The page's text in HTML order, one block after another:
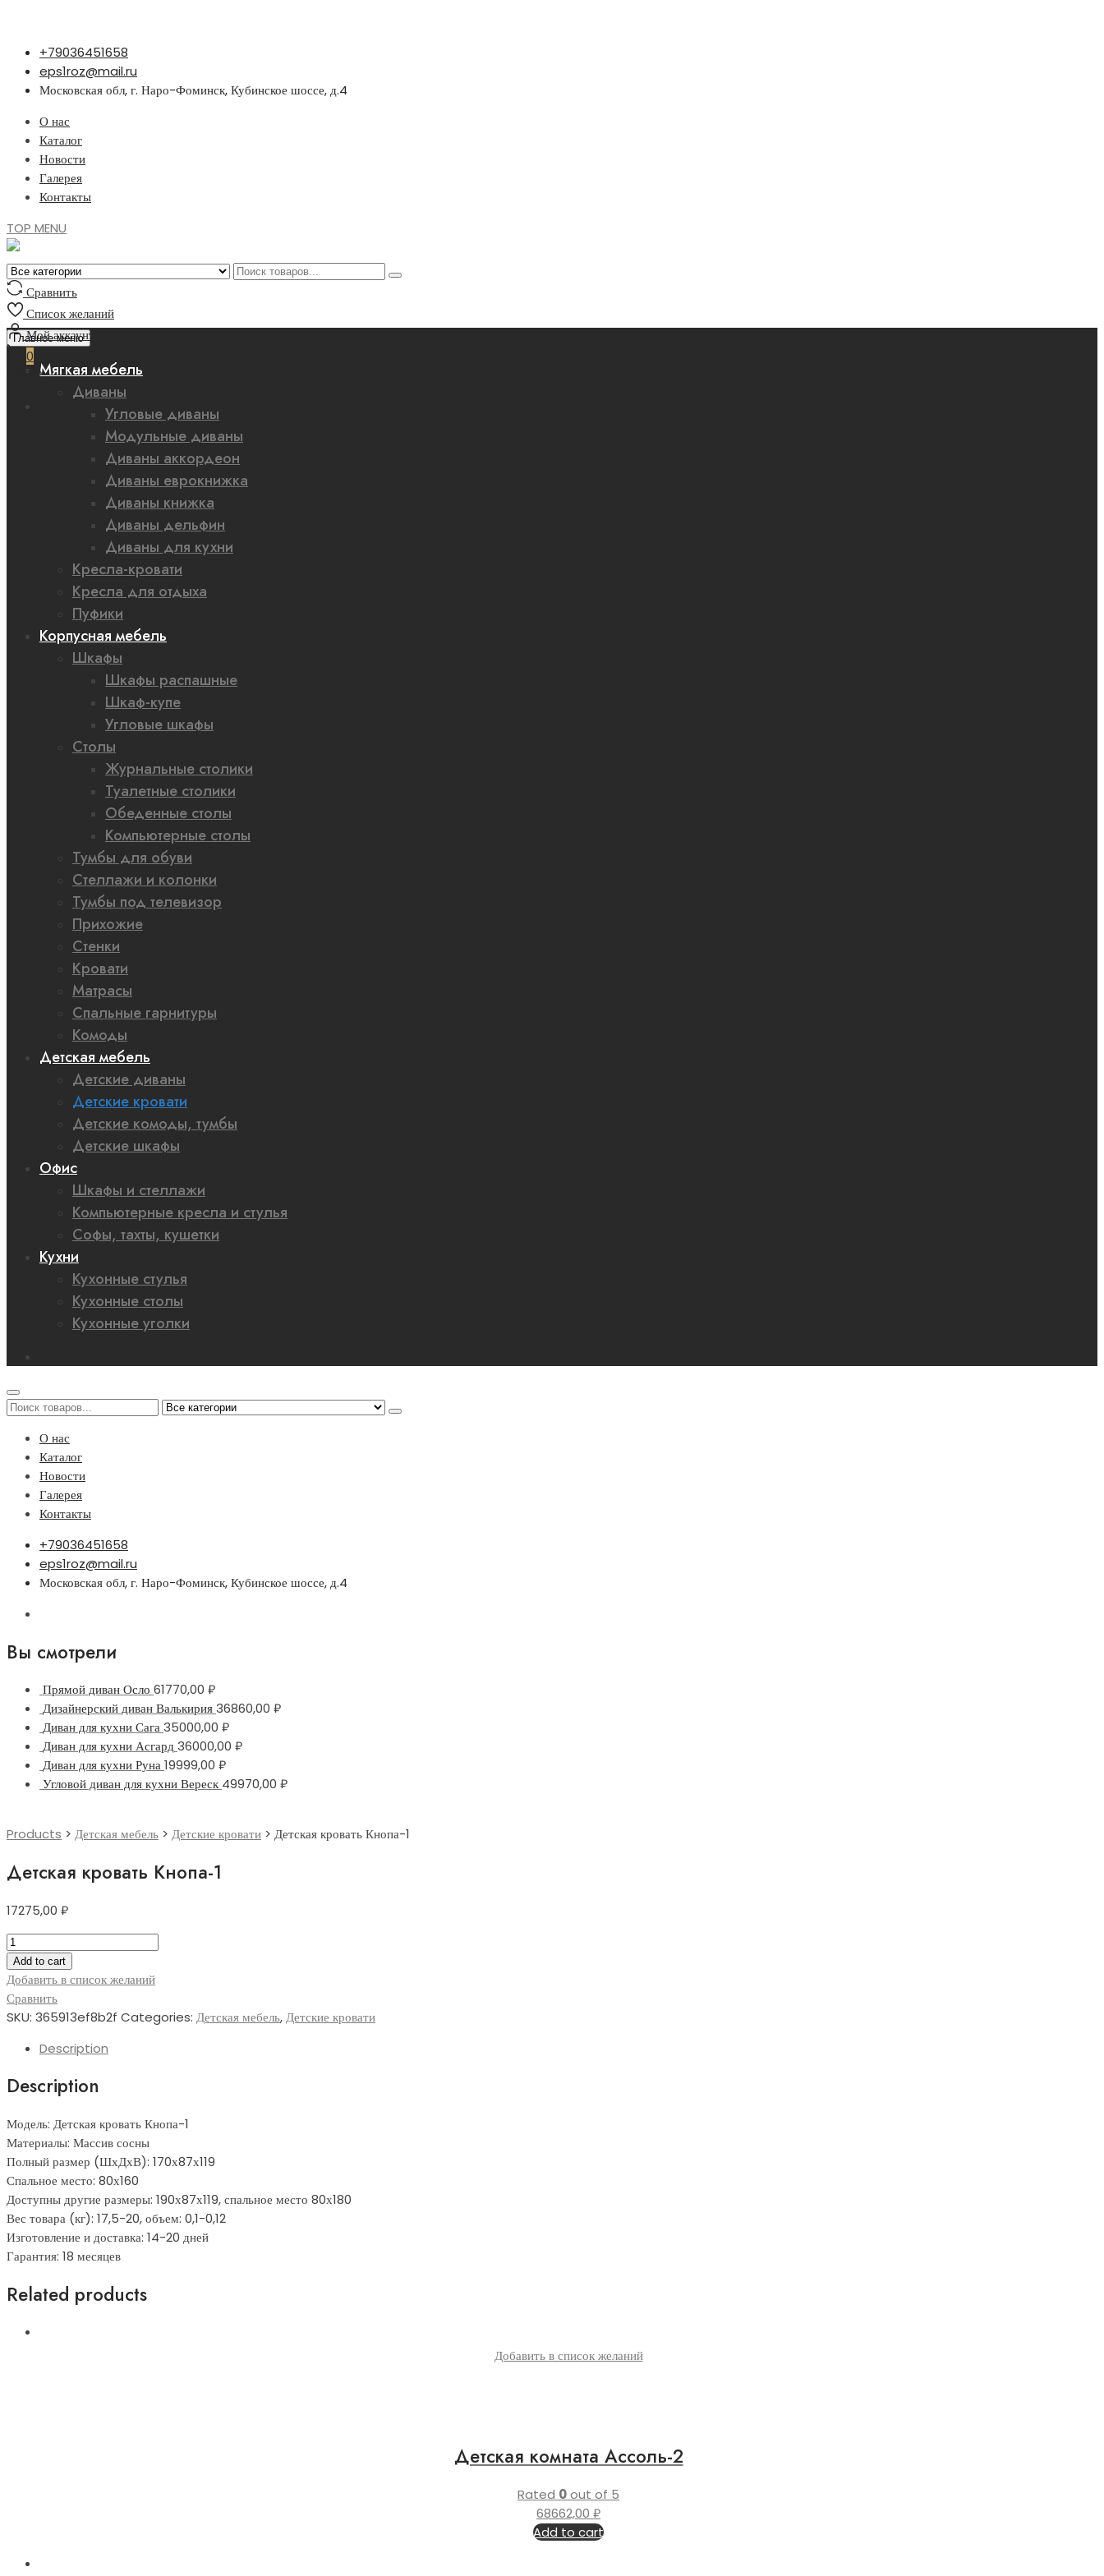
Перейти
содержимому
+79036451658
eps1roz@mail.ru
Московская обл, г. Наро-Фоминск, Кубинское шоссе, д.4
О нас
Каталог
Новости
Галерея
Контакты
TOP MENU
Сравнить
Список желаний
Мой аккаунт
0
0,00 ₽
Главное меню
Мягкая мебель
Диваны
Угловые диваны
Модульные диваны
Диваны аккордеон
Диваны еврокнижка
Диваны книжка
Диваны дельфин
Диваны для кухни
Кресла-кровати
Кресла для отдыха
Пуфики
Корпусная мебель
Шкафы
Шкафы распашные
Шкаф-купе
Угловые шкафы
Столы
Журнальные столики
Туалетные столики
Обеденные столы
Компьютерные столы
Тумбы для обуви
Стеллажи и колонки
Тумбы под телевизор
Прихожие
Стенки
Кровати
Матрасы
Спальные гарнитуры
Комоды
Детская мебель
Детские диваны
Детские кровати
Детские комоды, тумбы
Детские шкафы
Офис
Шкафы и стеллажи
Компьютерные кресла и стулья
Софы, тахты, кушетки
Кухни
Кухонные стулья
Кухонные столы
Кухонные уголки
О нас
Каталог
Новости
Галерея
Контакты
+79036451658
eps1roz@mail.ru
Московская обл, г. Наро-Фоминск, Кубинское шоссе, д.4
Вы смотрели
Прямой диван Осло 61770,00 ₽
Дизайнерский диван Валькирия36860,00 ₽
Диван для кухни Сага35000,00 ₽
Диван для кухни Асгард36000,00 ₽
Диван для кухни Руна19999,00 ₽
Угловой диван для кухни Вереск 49970,00 ₽
Products > Детская мебель > Детские кровати > Детская кровать Кнопа-1
Детская кровать Кнопа-1
17275,00 ₽
Детская
кровать
Кнопа-1
quantity
Add to cart
Добавить в список желаний
Сравнить
SKU: 365913ef8b2f Categories: Детская мебель,Детские кровати
Description
Description
Модель: Детская кровать Кнопа-1
Материалы: Массив сосны
Полный размер (ШхДхВ): 170х87х119
Спальное место: 80х160
Доступны другие размеры: 190х87х119, спальное место 80х180
Вес товара (кг): 17,5-20, объем: 0,1-0,12
Изготовление и доставка: 14-20 дней
Гарантия: 18 месяцев
Related products
Добавить в список желаний
Детская комната Ассоль-2
Rated 0out of 5
68662,00 ₽
Add to cart